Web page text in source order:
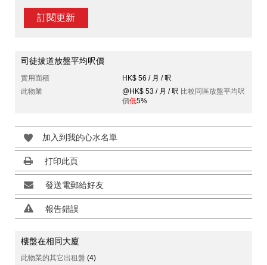
訂閱更新
司徒拔道放盤平均呎價
實用面積
HK$ 56 / 月 / 呎
此物業
@HK$ 53 / 月 / 呎 比較同區放盤平均呎
價低5%
加入到我的心水名單
打印此頁
發送電郵給好友
報告錯誤
樓盤在相同大廈
此物業的其它出租盤 (4)